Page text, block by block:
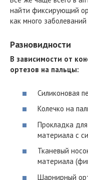
найти фиксирующий
как много
Разновидности
В зависимости от
ортезов на пальцы:
Силиконовая
Колечко на
Прокладка для
материала с
Тканевый
материала
Шарнирный